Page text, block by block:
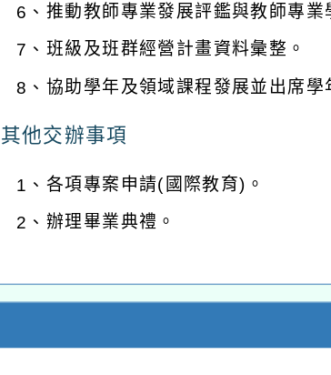
6、 推動教師專業發展評鑑與教師專業
7、 班級及班群經營計畫資料彙整。
8、 協助學年及領域課程發展並出席
其他交辦事項
1、 各項專案申請(國際教育)。
2、 辦理畢業典禮。